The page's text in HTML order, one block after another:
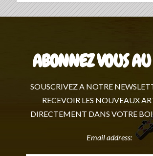
ABONNEZ VOUS
SOUSCRIVEZ A NOTRE
RECEVOIR LES NOUVEAUX
DIRECTEMENT DANS VOTRE
Email address: